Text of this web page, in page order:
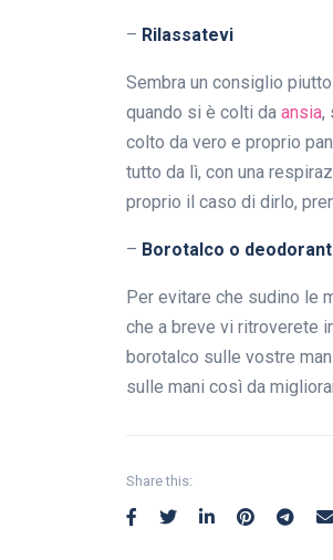
– Rilassatevi
Sembra un consiglio
quando si è colti da ansia,
colto da vero e proprio
tutto da lì, con una
proprio il caso di dirlo,
– Borotalco o
Per evitare che sudino le
che a breve vi ritroverete
borotalco sulle vostre
sulle mani così da
Share this: